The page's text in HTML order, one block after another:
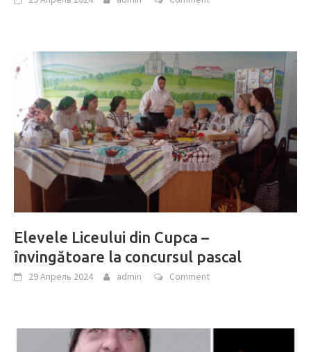
Elevele Liceului din Cupca –
învingătoare la concursul pascal
29 Апрель 2024 admin Comment